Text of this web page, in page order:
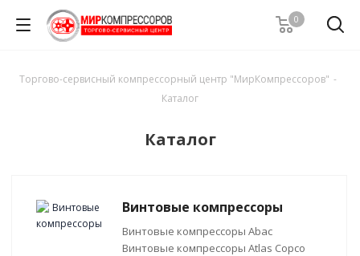
0
Торгово-сервисный компрессорный центр "МирКомпрессоров" -
Каталог
Каталог
Винтовые компрессоры
Винтовые компрессоры Abac
Винтовые компрессоры Atlas Copco